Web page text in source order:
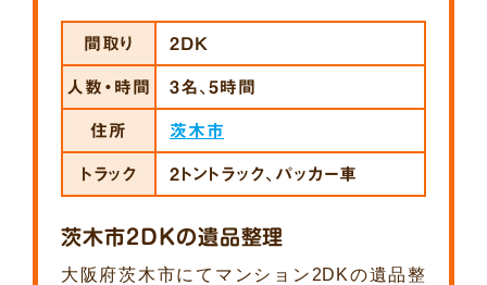
茨木市2DKの遺品整理
大阪府茨木市にてマンション2DKの遺品整
間取り 2DK
人数・時間 3名、5時間
住所 茨木市
トラック 2トントラック、パッカー車